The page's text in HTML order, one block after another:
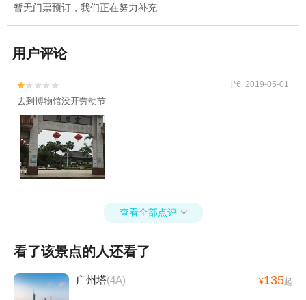
暂无门票预订，我们正在努力补充
用户评论

 j*6 2019-05-01
去到博物馆没开劳动节
查看全部点评 
看了该景点的人还看了
广州塔(4A) ¥135起